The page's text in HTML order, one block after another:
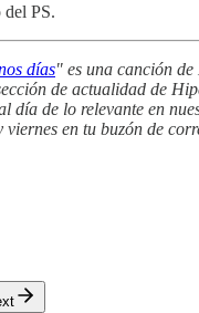
del PS.
días" es una canción
de actualidad de
día de lo relevante en
viernes en tu buzón de